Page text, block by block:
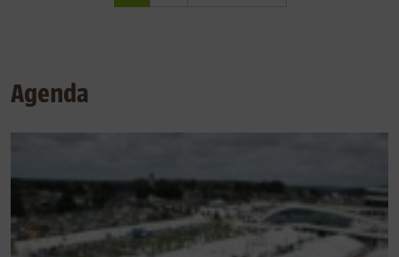
Agenda